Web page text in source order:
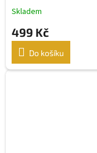
Skladem
499 Kč
Do košíku